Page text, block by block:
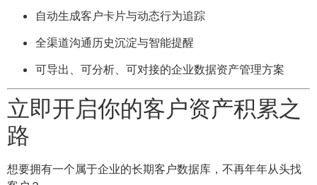
自动生成客户卡片与动态行为追踪
全渠道沟通历史沉淀与智能提醒
可导出、可分析、可对接的企业数据资产管理方案
立即开启你的客户资产积累之
路
想要拥有一个属于企业的长期客户数据库，不再年年从头找